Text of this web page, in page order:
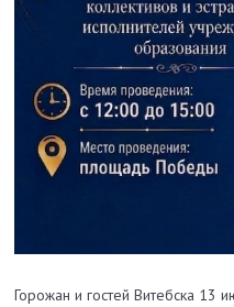
Горожан и гостей Витебска 13